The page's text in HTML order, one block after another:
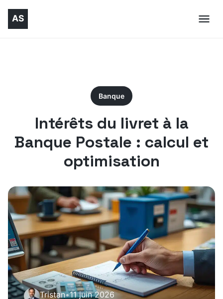
Banque
Intérêts du livret à la
Banque Postale : calcul et
optimisation
Tristan•11 juin 2026